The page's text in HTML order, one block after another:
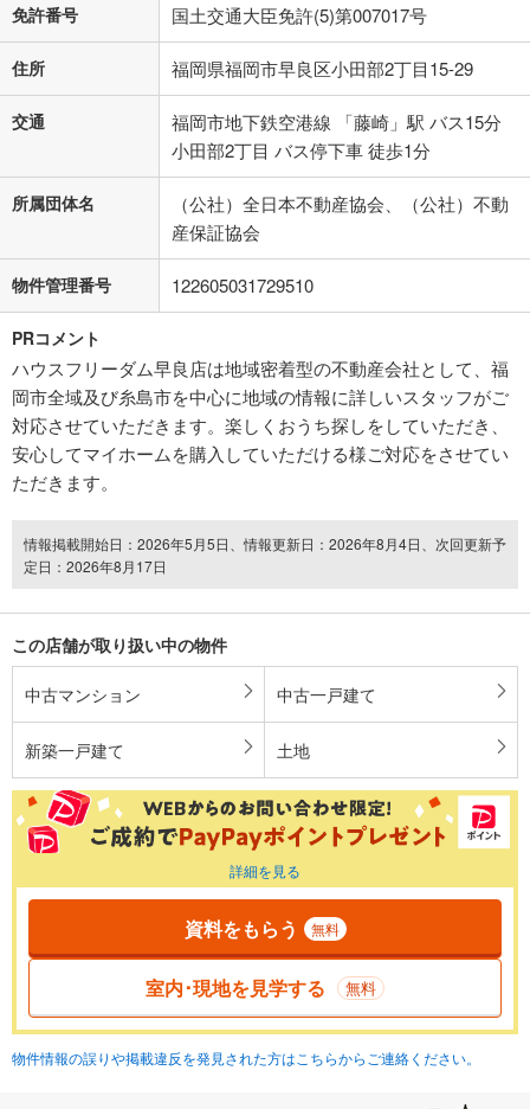
免許番号 国土交通大臣免許(5)第007017号
住所 福岡県福岡市早良区小田部2丁目15-29
交通
福岡市地下鉄空港線 「藤崎」駅 バス15分
小田部2丁目 バス停下車 徒歩1分
所属団体名
（公社）全日本不動産協会、（公社）不動
産保証協会
物件管理番号 122605031729510
PRコメント
ハウスフリーダム早良店は地域密着型の不動産会社として、福
岡市全域及び糸島市を中心に地域の情報に詳しいスタッフがご
対応させていただきます。楽しくおうち探しをしていただき、
安心してマイホームを購入していただける様ご対応をさせてい
ただきます。
情報掲載開始日：2026年5月5日、情報更新日：2026年8月4日、次回更新予
定日：2026年8月17日
この店舗が取り扱い中の物件
中古マンション 中古一戸建て
新築一戸建て 土地
詳細を見る
資料をもらう 無料
室内･現地を見学する 無料
物件情報の誤りや掲載違反を発見された方はこちらからご連絡ください。